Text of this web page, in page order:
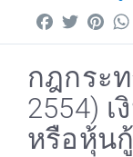
FacebookTwitter
กฎกระ
2554)
หรือหุ้น